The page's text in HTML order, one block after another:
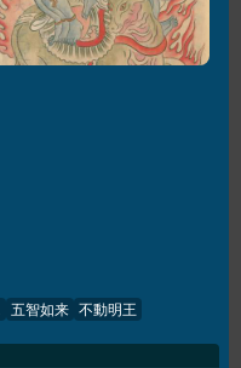
五智如来 不動明王